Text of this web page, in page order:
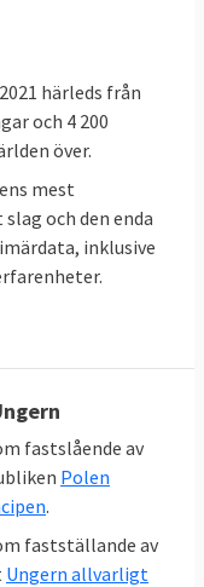
bland
gäller
och hur
eller hur
sker
Den är
eller
skador
rätten
och sälja
härleds från
och 4 200
över.
mest
och den enda
inklusive
fastslående av
Polen
.
fastställande av
Ungern allvarligt